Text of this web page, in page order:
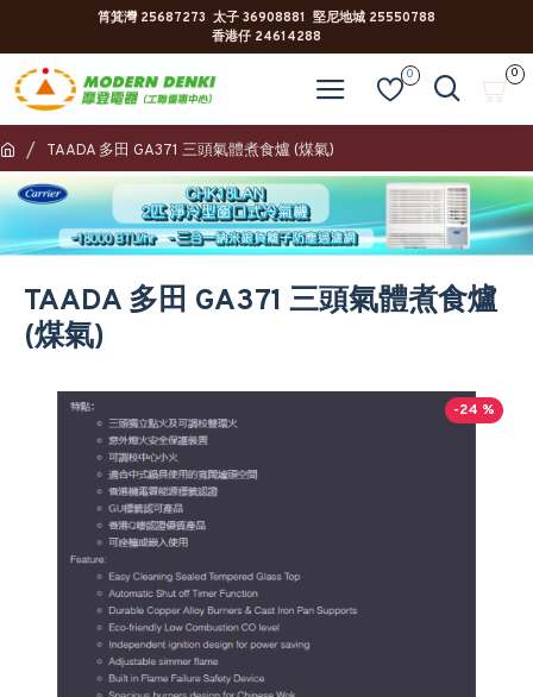
筲箕灣 25687273 太子 36908881 堅尼地城 25550788
香港仔 24614288
0 0
TAADA 多田 GA371 三頭氣體煮食爐 (煤氣)
TAADA 多田 GA371 三頭氣體煮食爐
(煤氣)
-24 %